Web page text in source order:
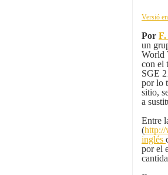
Versió
Por
un
World
con el
SGE
por lo
sitio,
a
Entre
(http://
inglés
por el